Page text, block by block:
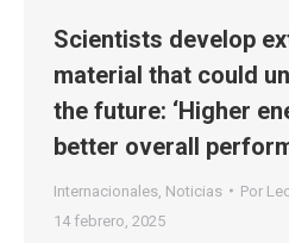
Scientists develop
material that could
the future: ‘Higher
better overall
Internacionales Noticias Por
14 febrero, 2025